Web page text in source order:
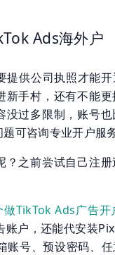
Ads海外户
提供公司执照才能
新手村，还有不能
没过多限制，账号
可咨询专业开户服务
？之前尝试自己注
TikTok Ads广告开
账户，还能代安装
账号、预设密码、